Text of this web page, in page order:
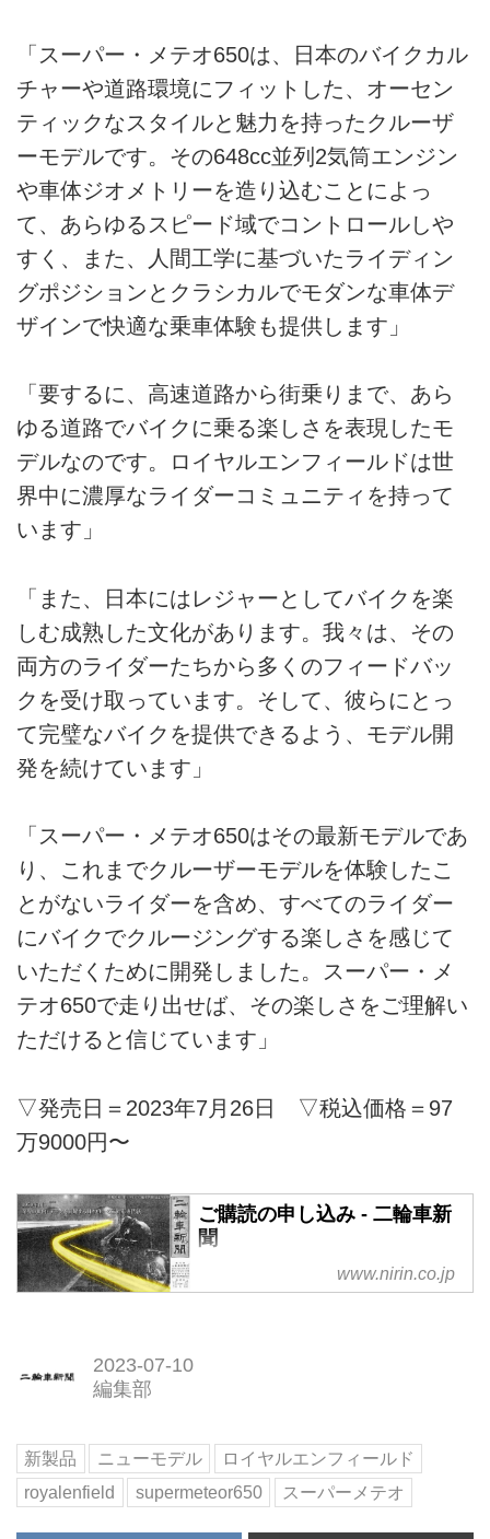
「スーパー・メテオ650は、日本のバイクカル
チャーや道路環境にフィットした、オーセン
ティックなスタイルと魅力を持ったクルーザ
ーモデルです。その648cc並列2気筒エンジン
や車体ジオメトリーを造り込むことによっ
て、あらゆるスピード域でコントロールしや
すく、また、人間工学に基づいたライディン
グポジションとクラシカルでモダンな車体デ
ザインで快適な乗車体験も提供します」
「要するに、高速道路から街乗りまで、あら
ゆる道路でバイクに乗る楽しさを表現したモ
デルなのです。ロイヤルエンフィールドは世
界中に濃厚なライダーコミュニティを持って
います」
「また、日本にはレジャーとしてバイクを楽
しむ成熟した文化があります。我々は、その
両方のライダーたちから多くのフィードバッ
クを受け取っています。そして、彼らにとっ
て完璧なバイクを提供できるよう、モデル開
発を続けています」
「スーパー・メテオ650はその最新モデルであ
り、これまでクルーザーモデルを体験したこ
とがないライダーを含め、すべてのライダー
にバイクでクルージングする楽しさを感じて
いただくために開発しました。スーパー・メ
テオ650で走り出せば、その楽しさをご理解い
ただけると信じています」
▽発売日＝2023年7月26日 ▽税込価格＝97
万9000円〜
ご購読の申し込み - 二輪車新
聞
www.nirin.co.jp
2023-07-10
編集部
新製品 ニューモデル
ロイヤルエンフィールド
royalenfield
supermeteor650 スーパーメテオ